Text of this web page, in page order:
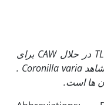
در حلالCAW برای
شاهدCoronilla varia
.
ها است.